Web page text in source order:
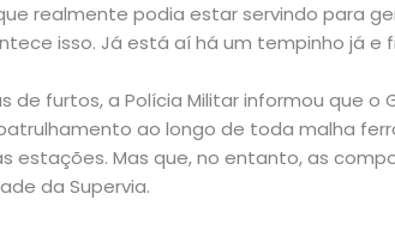
realmente podia estar servindo para
isso. Já está aí há um tempinho já e
de furtos, a Polícia Militar informou que
ao longo de toda malha
estações. Mas que, no entanto, as
da Supervia.